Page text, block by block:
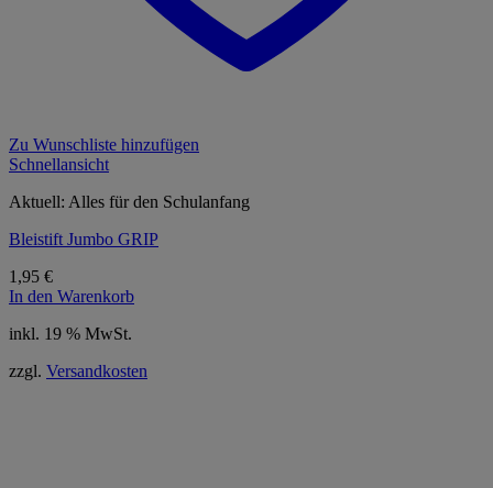
Zu Wunschliste hinzufügen
Schnellansicht
Aktuell: Alles für den Schulanfang
Bleistift Jumbo GRIP
1,95 €
In den Warenkorb
inkl. 19 % MwSt.
zzgl. Versandkosten